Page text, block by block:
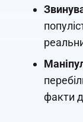
факти